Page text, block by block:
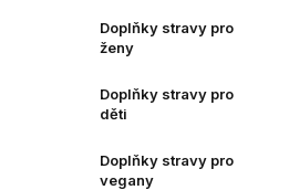
Doplňky stravy pro
ženy
Doplňky stravy pro
děti
Doplňky stravy pro
vegany